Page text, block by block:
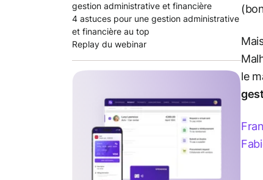
le
gestion administrative et financière
4 astuces pour une gestion administrative
et financière au top
Replay du webinar